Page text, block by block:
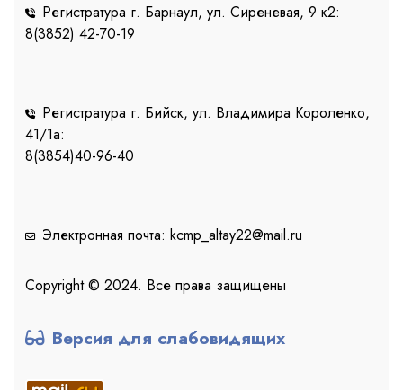
Регистратура г. Барнаул, ул. Сиреневая, 9 к2:
8(3852) 42-70-19
Регистратура г. Бийск, ул. Владимира Короленко,
41/1a:
8(3854)40-96-40
Электронная почта: kcmp_altay22@mail.ru
Copyright © 2024. Все права защищены
Версия для слабовидящих